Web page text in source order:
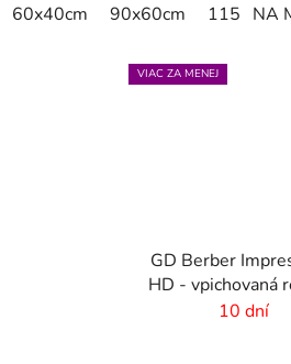
60x40cm 90x60cm NA
VIAC ZA MENEJ
GD Berber
HD - vpichovaná
logom
10 dní